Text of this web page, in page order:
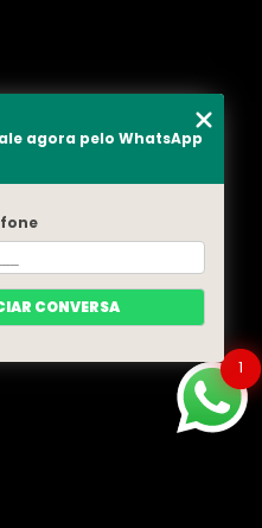
1
agora pelo WhatsApp
CONVERSA